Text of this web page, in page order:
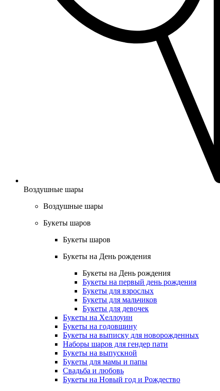
Воздушные шары
Воздушные шары
Букеты шаров
Букеты шаров
Букеты на День рождения
Букеты на День рождения
Букеты на первый день рождения
Букеты для взрослых
Букеты для мальчиков
Букеты для девочек
Букеты на Хеллоуин
Букеты на годовщину
Букеты на выписку для новорожденных
Наборы шаров для гендер пати
Букеты на выпускной
Букеты для мамы и папы
Свадьба и любовь
Букеты на Новый год и Рождество